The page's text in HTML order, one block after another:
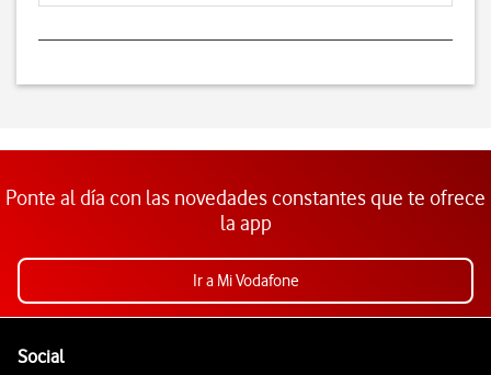
Ponte al día con las novedades constantes que te ofrece
la app
Ir a Mi Vodafone
SocialEnlaces a las redes sociales de Vodafone